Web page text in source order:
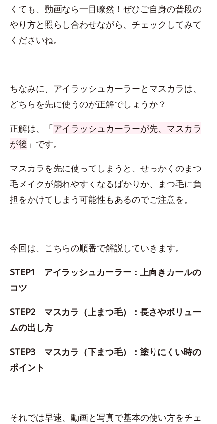
くても、動画なら一目瞭然！ぜひご自身の普段の
やり方と照らし合わせながら、チェックしてみて
くださいね。
ちなみに、アイラッシュカーラーとマスカラは、
どちらを先に使うのが正解でしょうか？
正解は、「アイラッシュカーラーが先、マスカラ
が後 」です。
マスカラを先に使ってしまうと、せっかくのまつ
毛メイクが崩れやすくなるばかりか、まつ毛に負
担をかけてしまう可能性もあるのでご注意を。
今回は、こちらの順番で解説していきます。
STEP1 アイラッシュカーラー：上向きカールの
コツ
STEP2 マスカラ（上まつ毛）：長さやボリュー
ムの出し方
STEP3 マスカラ（下まつ毛）：塗りにくい時の
ポイント
それでは早速、動画と写真で基本の使い方をチェ